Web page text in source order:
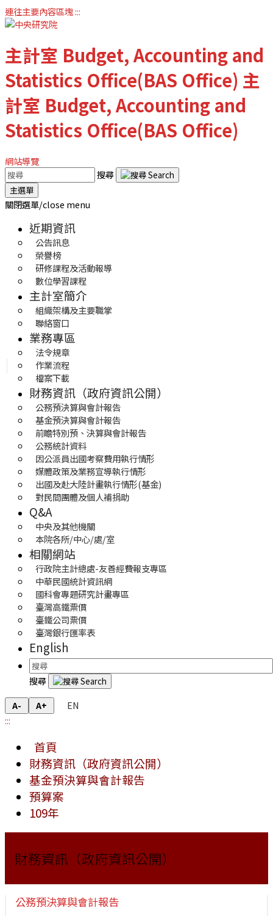
連往主要內容區塊:::
主計室 Budget, Accounting and
Statistics Office(BAS Office) 主
計室 Budget, Accounting and
Statistics Office(BAS Office)
網站導覽
搜尋
主選單
關閉選單/close menu
近期資訊
公告訊息
榮譽榜
研修課程及活動報導
數位學習課程
主計室簡介
組織架構及主要職掌
聯絡窗口
業務專區
法令規章
作業流程
檔案下載
財務資訊（政府資訊公開）
公務預決算與會計報告
基金預決算與會計報告
前瞻特別預、決算與會計報告
公務統計資料
因公派員出國考察費用執行情形
媒體政策及業務宣導執行情形
出國及赴大陸計畫執行情形(基金)
對民間團體及個人補捐助
Q&A
中央及其他機關
本院各所/中心/處/室
相關網站
行政院主計總處-友善經費報支專區
中華民國統計資訊網
國科會專題研究計畫專區
臺灣高鐵票價
臺鐵公司票價
臺灣銀行匯率表
English
搜尋
A- A+
EN
:::
首頁
財務資訊（政府資訊公開）
基金預決算與會計報告
預算案
109年
財務資訊（政府資訊公開）
公務預決算與會計報告